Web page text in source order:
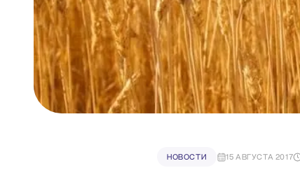
НОВОСТИ 15 АВГУСТА 2017